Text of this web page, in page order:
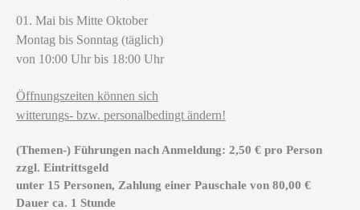
01. Mai bis Mitte Oktober
Montag bis Sonntag (täglich)
von 10:00 Uhr bis 18:00 Uhr
Öffnungszeiten können sich
witterungs- bzw. personalbedingt ändern!
(Themen-) Führungen nach Anmeldung: 2,50 € pro Person
zzgl. Eintrittsgeld
unter 15 Personen, Zahlung einer Pauschale von 80,00 €
Dauer ca. 1 Stunde